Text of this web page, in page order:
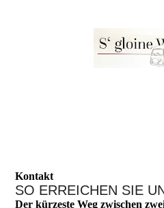
Kontakt
SO ERREICHEN SIE
Der kürzeste Weg zwischen